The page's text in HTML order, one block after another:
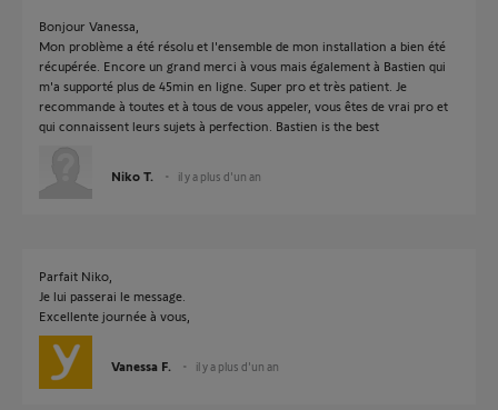
Bonjour Vanessa,
Mon problème a été résolu et l'ensemble de mon installation a bien été
récupérée. Encore un grand merci à vous mais également à Bastien qui
m'a supporté plus de 45min en ligne. Super pro et très patient. Je
recommande à toutes et à tous de vous appeler, vous êtes de vrai pro et
qui connaissent leurs sujets à perfection. Bastien is the best
Niko T. il y a plus d'un an
Parfait Niko,
Je lui passerai le message.
Excellente journée à vous,
Vanessa F. il y a plus d'un an